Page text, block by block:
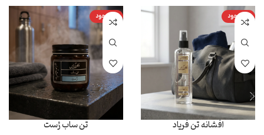
ناموجود
افشانه تن فریاد
ناموجود
تن ساب رُست